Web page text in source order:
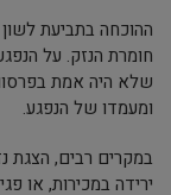
ההוכחה בתביעת
חומרת הנזק. על
שלא היה אמת
ומעמדו של הנפגע.
במקרים רבים, הצגת
ירידה במכירות, או